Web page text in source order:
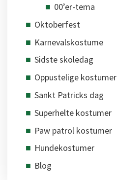
00’er-tema
Oktoberfest
Karnevalskostume
Sidste skoledag
Oppustelige kostumer
Sankt Patricks dag
Superhelte kostumer
Paw patrol kostumer
Hundekostumer
Blog